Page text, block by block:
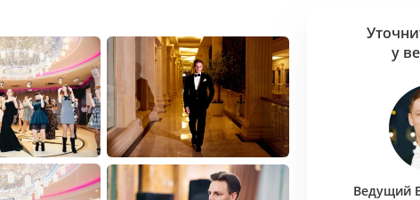
- ведущий свадьбы Ксении Сябитовой «Давай
- ведущий роскошных событий в ресторане
Царицынском Дворце, отеле The Ritz-Carlton, доме
Сафиса и Государственном Кремлёвском Дворце
- за проведение церемонии «Горячее Сердце»
благодарственное письмо от С.В. Медведевой
президента Российской Федерации)
у
Ведущий